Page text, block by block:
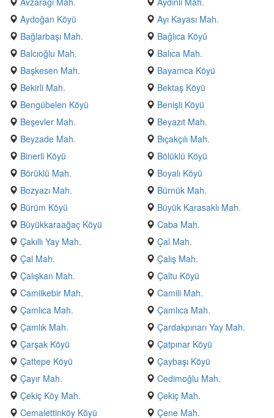
Aydoğan Köyü
Ayı Kayası Mah.
Bağlarbaşı Mah.
Bağlıca Köyü
Balcıoğlu Mah.
Balıca Mah.
Başkesen Mah.
Bayamca Köyü
Bekirli Mah.
Bektaş Köyü
Bengübelen Köyü
Benişli Köyü
Beşevler Mah.
Beyazıt Mah.
Beyzade Mah.
Bıçakçılı Mah.
Binerli Köyü
Bölüklü Köyü
Börüklü Mah.
Boyalı Köyü
Bozyazı Mah.
Bürnük Mah.
Bürüm Köyü
Büyük Karasaklı Mah.
Büyükkaraağaç Köyü
Caba Mah.
Çakıllı Yay Mah.
Çal Mah.
Çal Mah.
Çalış Mah.
Çalışkan Mah.
Çaltu Köyü
Camiikebir Mah.
Camili Mah.
Çamlıca Mah.
Çamlıca Mah.
Çamlık Mah.
Çardakpınarı Yay Mah.
Çarşak Köyü
Çatpınar Köyü
Çattepe Köyü
Çaybaşı Köyü
Çayır Mah.
Cedimoğlu Mah.
Çekiç Köy Mah.
Çekiç Mah.
Cemalettinköy Köyü
Çene Mah.